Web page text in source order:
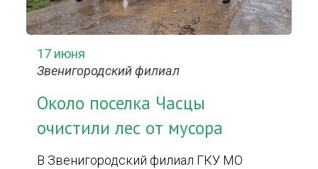
17 июня
Звенигородский филиал
Около поселка Часцы
очистили лес от мусора
В Звенигородский филиал ГКУ МО